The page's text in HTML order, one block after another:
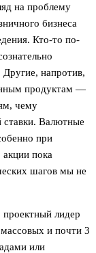
на проблему
бизнеса
Кто-то по-
Другие, напротив,
продуктам —
чему
ставки. Валютные
при
пока
шагов мы не
проектный лидер
и почти 3
или